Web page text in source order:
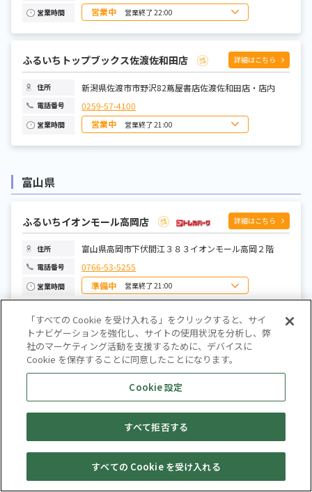
営業時間 営業中 営業終了 22:00
日曜日 8:00～22:00
月曜日
水曜日 9:00～22:00
木曜日 9:00～22:00
金曜日
土曜日 8:00～22:00
ふるいちトップブックス佐渡佐和田店 詳細はこちら
住所 新潟県佐渡市市野沢82蔦屋書店佐渡佐和田店・店内
電話番号 0259-57-4100
営業時間 営業中 営業終了 21:00
日曜日 9:00～21:00
土曜日 9:00～21:00
富山県
ふるいちイオンモール高岡店 詳細はこちら
住所 富山県高岡市下伏間江３８３イオンモール高岡２階
電話番号 0766-53-5255
営業時間 準備中 営業終了 21:00
月曜日 10:00～21:00
火曜日 10:00～21:00
水曜日 10:00～21:00
木曜日 10:00～21:00
金曜日 10:00～21:00
土曜日 10:00～21:00
ふるいちトップブックス新入善店 詳細はこちら
住所
富山県下新川郡入善町椚山１１７８明文堂書店新入善
店・店内
0765-74-1930
日曜日
月曜日
火曜日
水曜日
木曜日
金曜日
土曜日
キャンペーン 店舗一覧 Web予約 買取情報 宅配買取
「すべての Cookie を受け入れる」をクリックすると、サイ
トナビゲーションを強化し、サイトの使用状況を分析し、弊
社のマーケティング活動を支援するために、デバイスに
Cookie を保存することに同意したことになります。
Cookie 設定
すべて拒否する
すべての Cookie を受け入れる